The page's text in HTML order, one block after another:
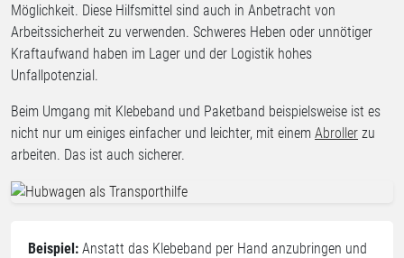
Möglichkeit. Diese Hilfsmittel sind auch in Anbetracht von
Arbeitssicherheit zu verwenden. Schweres Heben oder unnötiger
Kraftaufwand haben im Lager und der Logistik hohes
Unfallpotenzial.
Beim Umgang mit Klebeband und Paketband beispielsweise ist es
nicht nur um einiges einfacher und leichter, mit einem Abroller zu
arbeiten. Das ist auch sicherer.
Beispiel: Anstatt das Klebeband per Hand anzubringen und